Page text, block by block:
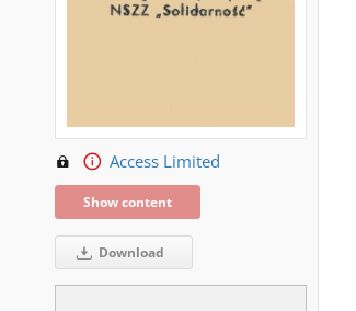
Access Limited
Show content
Download